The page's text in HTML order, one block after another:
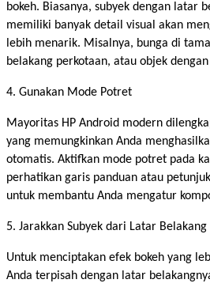
bokeh. Biasanya, subyek dengan latar
memiliki banyak detail visual akan
lebih menarik. Misalnya, bunga di
belakang perkotaan, atau objek
4. Gunakan Mode Potret
Mayoritas HP Android modern
yang memungkinkan Anda
otomatis. Aktifkan mode potret pada
perhatikan garis panduan atau
untuk membantu Anda mengatur
5. Jarakkan Subyek dari Latar Belakang
Untuk menciptakan efek bokeh yang
Anda terpisah dengan latar